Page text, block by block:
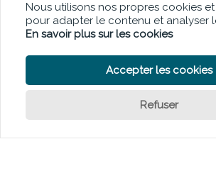
Publicité
Contact
Nous utilisons nos propres cookies
pour adapter le contenu et analyser
En savoir plus sur les cookies
Accepter les cookies
Refuser